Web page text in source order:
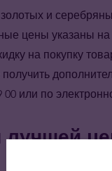
и
цены указаны
на покупку
получить
или по
лучшей